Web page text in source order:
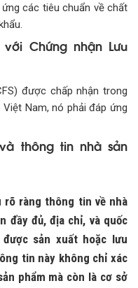
các tiêu chuẩn về chất
Chứng nhận Lưu
được chấp nhận trong
Nam, nó phải đáp ứng
thông tin nhà sản
rõ ràng thông tin về nhà
đầy đủ, địa chỉ, và quốc
sản xuất hoặc lưu
tin này không chỉ xác
phẩm mà còn là cơ sở